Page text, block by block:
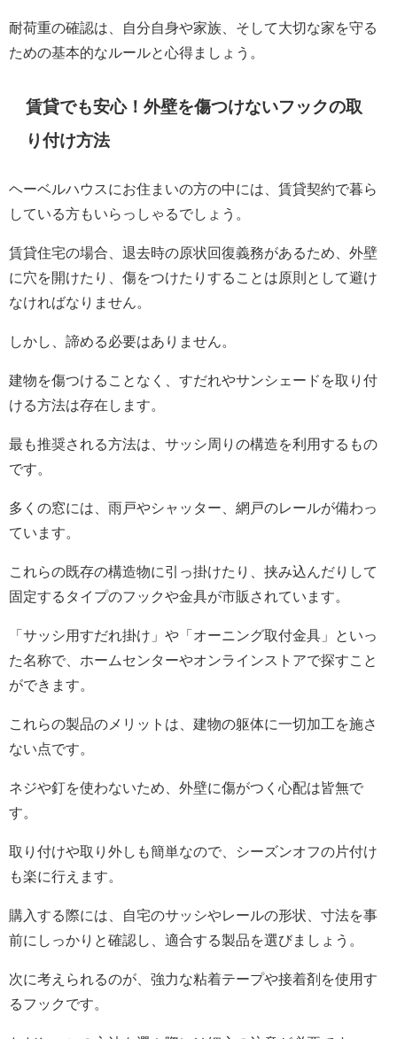
耐荷重の確認は、自分自身や家族、そして大切な家を守る
ための基本的なルールと心得ましょう。
賃貸でも安心！外壁を傷つけないフックの取
り付け方法
ヘーベルハウスにお住まいの方の中には、賃貸契約で暮ら
している方もいらっしゃるでしょう。
賃貸住宅の場合、退去時の原状回復義務があるため、外壁
に穴を開けたり、傷をつけたりすることは原則として避け
なければなりません。
しかし、諦める必要はありません。
建物を傷つけることなく、すだれやサンシェードを取り付
ける方法は存在します。
最も推奨される方法は、サッシ周りの構造を利用するもの
です。
多くの窓には、雨戸やシャッター、網戸のレールが備わっ
ています。
これらの既存の構造物に引っ掛けたり、挟み込んだりして
固定するタイプのフックや金具が市販されています。
「サッシ用すだれ掛け」や「オーニング取付金具」といっ
た名称で、ホームセンターやオンラインストアで探すこと
ができます。
これらの製品のメリットは、建物の躯体に一切加工を施さ
ない点です。
ネジや釘を使わないため、外壁に傷がつく心配は皆無で
す。
取り付けや取り外しも簡単なので、シーズンオフの片付け
も楽に行えます。
購入する際には、自宅のサッシやレールの形状、寸法を事
前にしっかりと確認し、適合する製品を選びましょう。
次に考えられるのが、強力な粘着テープや接着剤を使用す
るフックです。